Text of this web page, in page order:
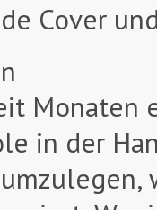
Cover
Monaten
in der